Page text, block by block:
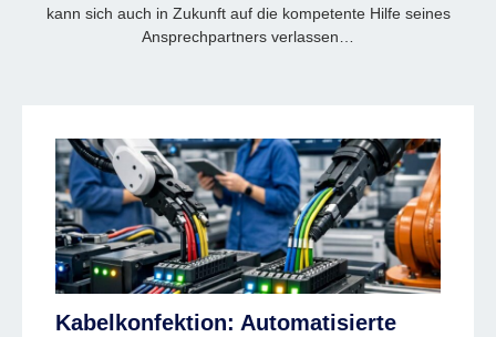
kann sich auch in Zukunft auf die kompetente Hilfe seines
Ansprechpartners verlassen…
Kabelkonfektion: Automatisierte